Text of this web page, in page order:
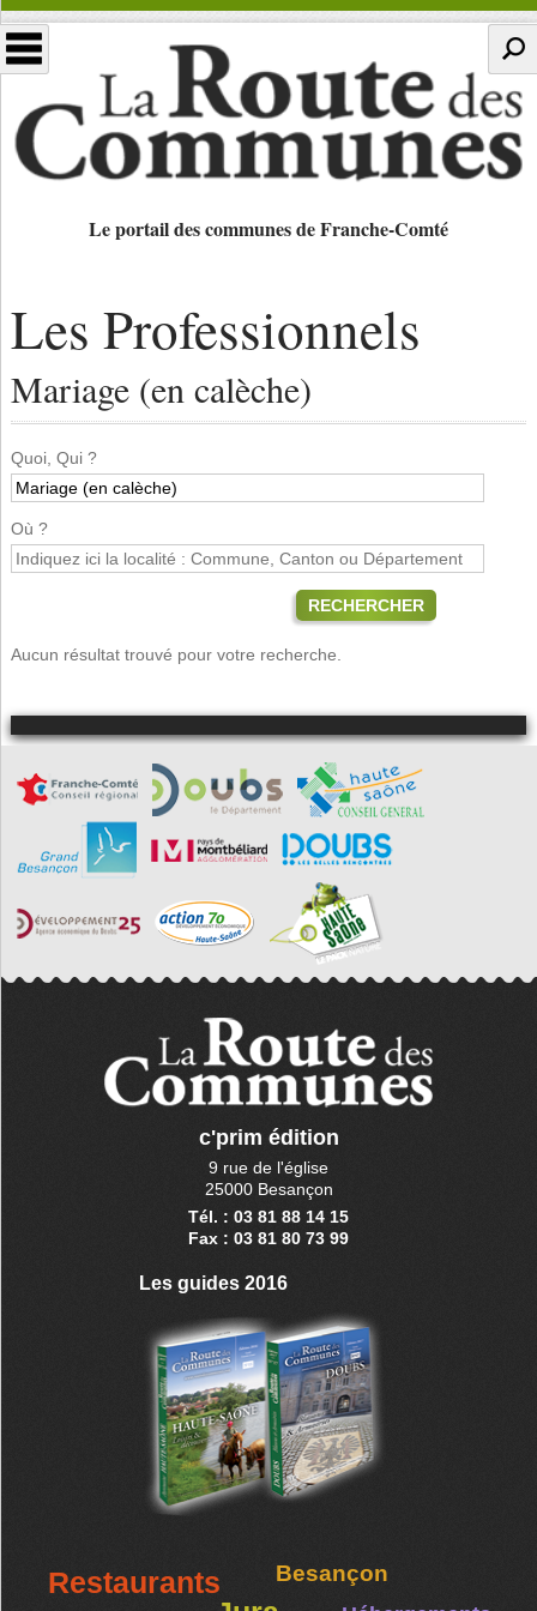
Le portail des communes de Franche-Comté
Les Professionnels
Mariage (en calèche)
Quoi, Qui ?
Où ?
RECHERCHER
Aucun résultat trouvé pour votre recherche.
c'prim édition
9 rue de l'église
25000 Besançon
Tél. : 03 81 88 14 15
Fax : 03 81 80 73 99
Les guides 2016
Restaurants Besançon